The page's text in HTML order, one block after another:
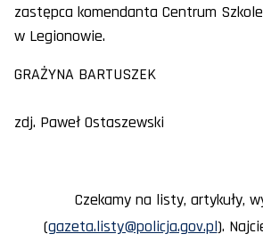
zastępca komendanta Centrum
w Legionowie.
GRAŻYNA BARTUSZEK
zdj. Paweł Ostaszewski
Czekamy na listy, artykuły,
(gazeta.listy@policja.gov.pl).